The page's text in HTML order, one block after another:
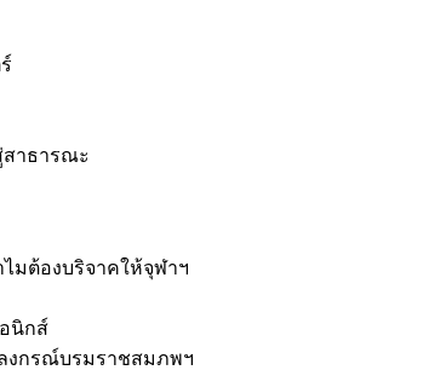
สาธารณะ
ไมต้องบริจาคให้จุฬาฯ
นิกส์
งกรณ์บรมราชสมภพฯ